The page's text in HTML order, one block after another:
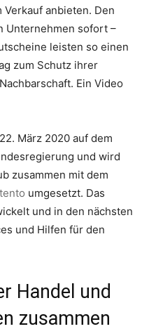
Verkauf anbieten. Den
Unternehmen sofort –
leisten so einen
zum Schutz ihrer
Ein Video
März 2020 auf dem
und wird
zusammen mit dem
umgesetzt. Das
und in den nächsten
und Hilfen für den
Handel und
zusammen